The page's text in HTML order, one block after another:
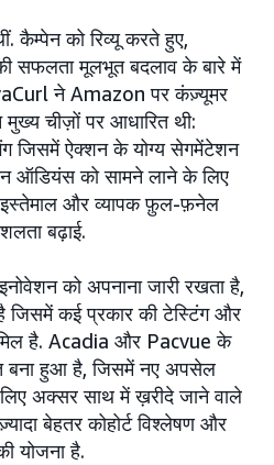
कैम्पेन को रिव्यू करते हुए,
सफलता मूलभूत बदलाव के बारे में
ने Amazon पर कंज़्यूमर
चीज़ों पर आधारित थी:
जिसमें ऐक्शन के योग्य सेगमेंटेशन
ऑडियंस को सामने लाने के लिए
इस्तेमाल और व्यापक फ़ुल-फ़नेल
बढ़ाई.
को अपनाना जारी रखता है,
जिसमें कई प्रकार की टेस्टिंग और
है. Acadia और Pacvue के
बना हुआ है, जिसमें नए अपसेल
अक्सर साथ में ख़रीदे जाने वाले
बेहतर कोहोर्ट विश्लेषण और
योजना है.